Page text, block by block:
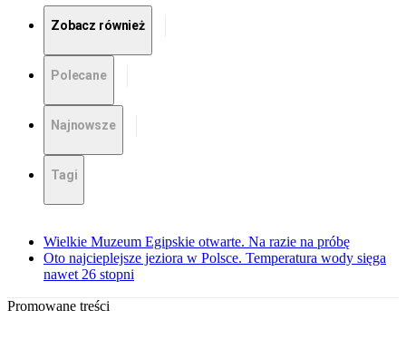
Zobacz również
Polecane
Najnowsze
Tagi
Wielkie Muzeum Egipskie otwarte. Na razie na próbę
Oto najcieplejsze jeziora w Polsce. Temperatura wody sięga
nawet 26 stopni
Promowane treści